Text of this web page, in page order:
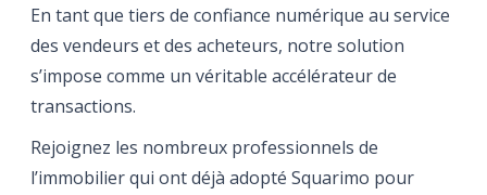
En tant que tiers de confiance numérique au service
des vendeurs et des acheteurs, notre solution
s’impose comme un véritable accélérateur de
transactions.
Rejoignez les nombreux professionnels de
l’immobilier qui ont déjà adopté Squarimo pour